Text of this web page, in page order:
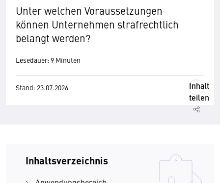
Unter welchen Voraus­setzungen
können Unternehmen strafrechtlich
belangt werden?
Lesedauer: 9 Minuten
Stand: 23.07.2026
Inhalt
teilen
Inhaltsverzeichnis